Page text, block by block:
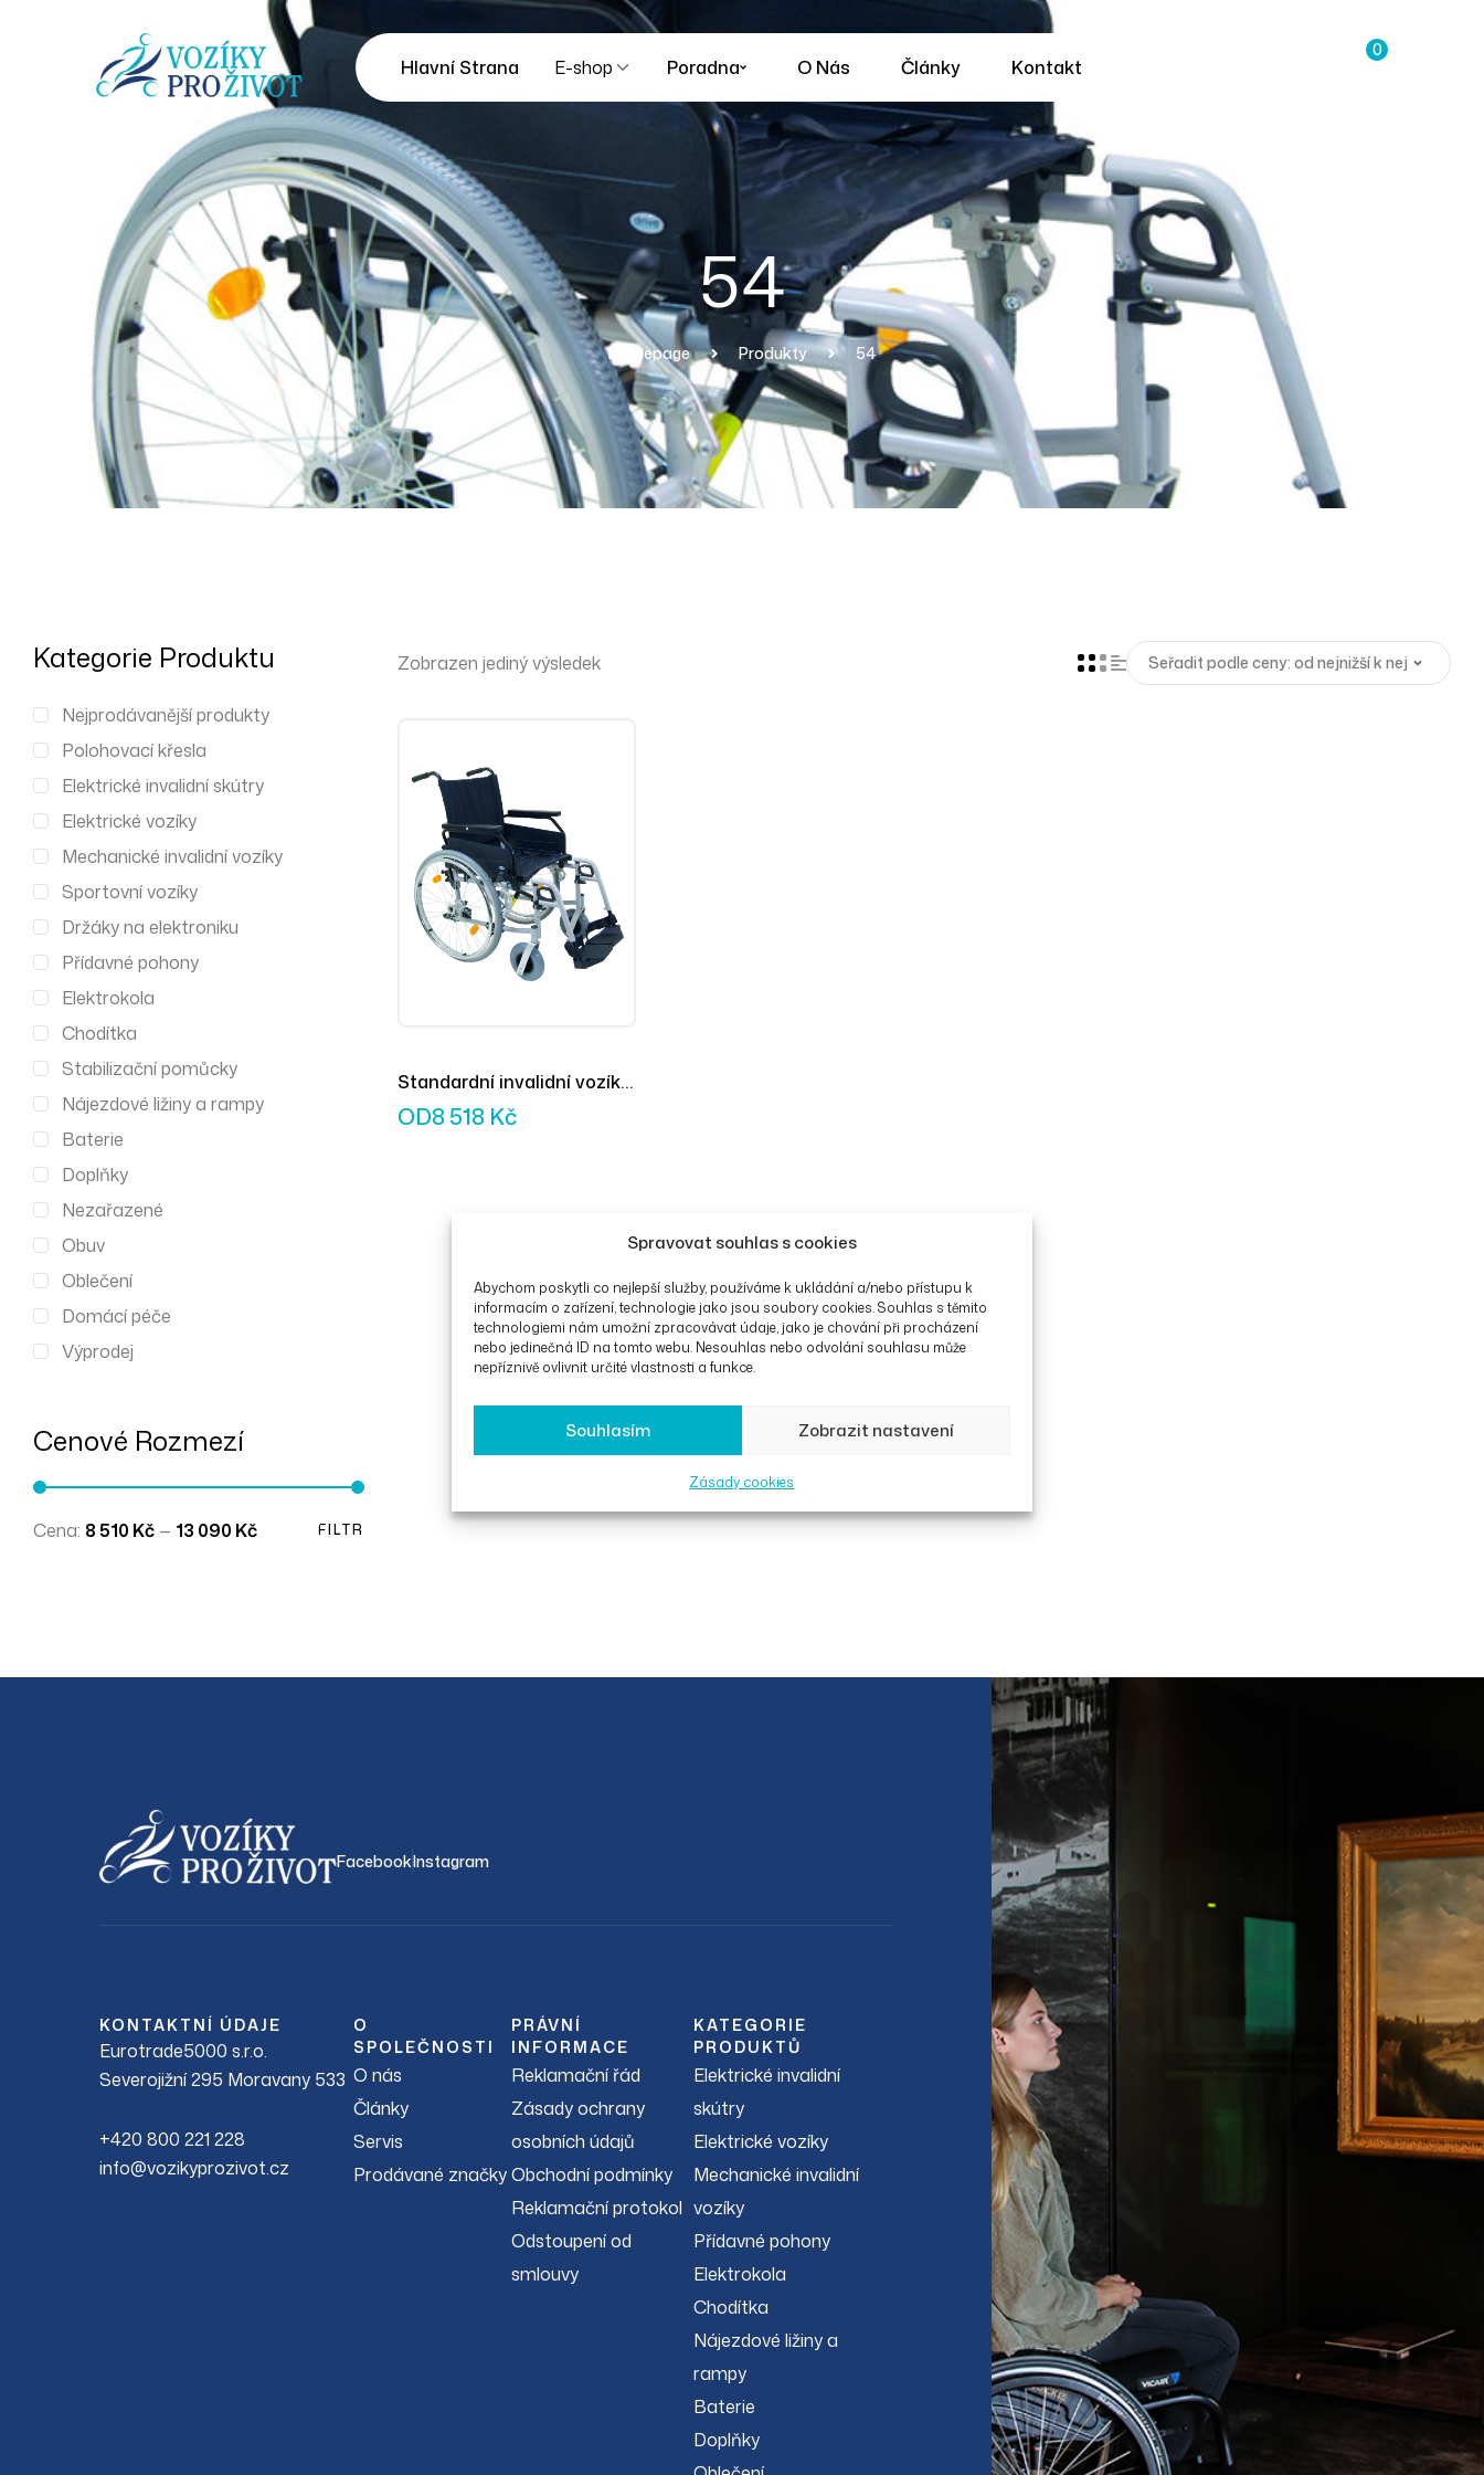
Spravovat souhlas s cookies
Abychom poskytli co nejlepší služby, používáme k ukládání a/nebo přístupu k
informacím o zařízení, technologie jako jsou soubory cookies. Souhlas s těmito
technologiemi nám umožní zpracovávat údaje, jako je chování při procházení
nebo jedinečná ID na tomto webu. Nesouhlas nebo odvolání souhlasu může
nepříznivě ovlivnit určité vlastnosti a funkce.
Souhlasím Zobrazit nastavení
Zásady cookies
Hlavní Strana E-shop Poradna O Nás Články Kontakt
0
54
Homepage Produkty 54
Zobrazen jediný výsledek
Standardní invalidní vozík
Rotec
OD8 518 Kč
Kategorie Produktu
Nejprodávanější produkty
Polohovací křesla
Elektrické invalidní skútry
Elektrické vozíky
Mechanické invalidní vozíky
Sportovní vozíky
Držáky na elektroniku
Přídavné pohony
Elektrokola
Chodítka
Stabilizační pomůcky
Nájezdové ližiny a rampy
Baterie
Doplňky
Nezařazené
Obuv
Oblečení
Domácí péče
Výprodej
Cenové Rozmezí
FILTR
Cena: 8 510 Kč — 13 090 Kč
FacebookInstagram
KONTAKTNÍ ÚDAJE
Eurotrade5000 s.r.o.
Severojižní 295 Moravany 533
+420 800 221 228
info@vozikyprozivot.cz
O
SPOLEČNOSTI
O nás
Články
Servis
Prodávané značky
PRÁVNÍ
INFORMACE
Reklamační řád
Zásady ochrany
osobních údajů
Obchodní podmínky
Reklamační protokol
Odstoupení od
smlouvy
KATEGORIE
PRODUKTŮ
Elektrické invalidní
skútry
Elektrické vozíky
Mechanické invalidní
vozíky
Přídavné pohony
Elektrokola
Chodítka
Nájezdové ližiny a
rampy
Baterie
Doplňky